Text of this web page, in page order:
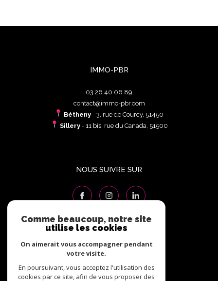
IMMO-PBR
03 26 40 06 89
contact@immo-pbr.com
Bétheny - 3, rue de Courcy, 51450
Sillery- 11 bis, rue du Canada, 51500
NOUS SUIVRE SUR
Comme beaucoup, notre site
utilise les cookies
On aimerait vous accompagner pendant
votre visite.
En poursuivant, vous acceptez l'utilisation des
cookies par ce site, afin de vous proposer des